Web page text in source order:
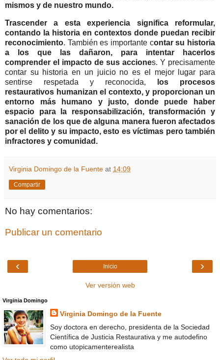
mismos y de nuestro mundo.
Trascender a esta experiencia significa reformular,
contando la historia en contextos donde puedan recibir
reconocimiento. También es importante contar su historia
a los que las dañaron, para intentar hacerlos
comprender el impacto de sus acciones. Y precisamente
contar su historia en un juicio no es el mejor lugar para
sentirse respetada y reconocida,
los procesos
restaurativos humanizan el contexto, y proporcionan un
entorno más humano y justo, donde puede haber
espacio para la responsabilización, transformación y
sanación de los que de alguna manera fueron afectados
por el delito y su impacto, esto es víctimas pero también
infractores y comunidad.
Virginia Domingo de la Fuente at 14:09
Compartir
No hay comentarios:
Publicar un comentario
‹ ›
Inicio
Ver versión web
Virginia Domingo
Virginia Domingo de la Fuente
Soy doctora en derecho, presidenta de la Sociedad
Científica de Justicia Restaurativa y me autodefino
como utopicamenterealista